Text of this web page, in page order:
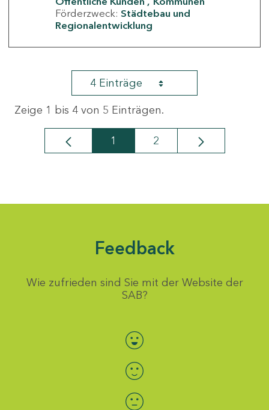
Förderzweck: Städtebau und
Regionalentwicklung
4 Einträge
Zeige 1 bis 4 von 5 Einträgen.
Seite
1 Seite
2
Feedback
Wie zufrieden sind Sie mit der Website der
SAB?
Bewertung auswählen